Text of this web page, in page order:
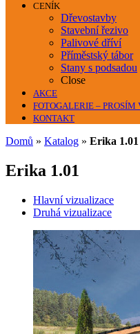
CENÍK
Dřevostavby
Stavební řezivo
Palivové dříví
Příměstský tábor
Stany s podsadou
Close
AKCE
FOTOGALERIE –
KONTAKT
Domů » Katalog » Erika 1.01
Erika 1.01
Hlavní vizualizace
Druhá vizualizace